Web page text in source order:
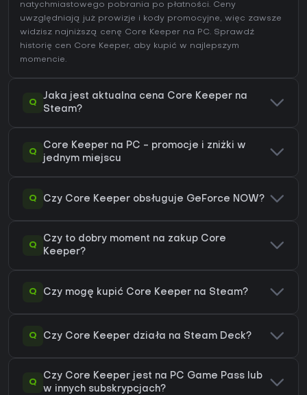
natychmiastowego pobrania po płatności. Ceny
uwzględniają już prowizje i kody promocyjne, więc zawsze
widzisz najniższą cenę Core Keeper na PC. Sprawdź
historię cen Core Keeper, aby kupić w najlepszym
momencie.
Q
Jaka jest aktualna cena Core Keeper na
Steam?
Q
Core Keeper na PC - promocje i zniżki w
jednym miejscu
Q Czy Core Keeper obsługuje GeForce NOW?
Q
Czy to dobry moment na zakup Core
Keeper?
Q Czy mogę kupić Core Keeper na Steam?
Q Czy Core Keeper działa na Steam Deck?
Q
Czy Core Keeper jest na PC Game Pass lub
w innych subskrypcjach?